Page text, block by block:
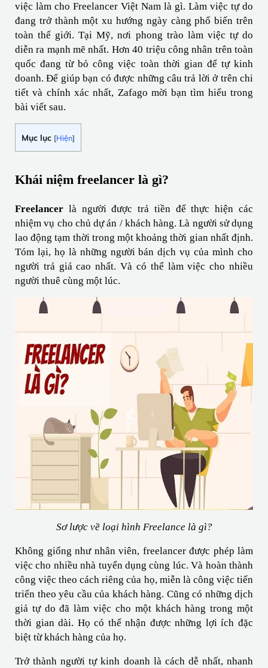
việc làm cho Freelancer Việt Nam là gì. Làm việc tự do
đang trở thành một xu hướng ngày càng phổ biến trên
toàn thế giới. Tại Mỹ, nơi phong trào làm việc tự do
diễn ra mạnh mẽ nhất. Hơn 40 triệu công nhân trên toàn
quốc đang từ bỏ công việc toàn thời gian để tự kinh
doanh. Để giúp bạn có được những câu trả lời ở trên chi
tiết và chính xác nhất, Zafago mời bạn tìm hiểu trong
bài viết sau.
Mục lục [Hiện]
Khái niệm freelancer là gì?
Freelancer là người được trả tiền để thực hiện các
nhiệm vụ cho chủ dự án / khách hàng. Là người sử dụng
lao động tạm thời trong một khoảng thời gian nhất định.
Tóm lại, họ là những người bán dịch vụ của mình cho
người trả giá cao nhất. Và có thể làm việc cho nhiều
người thuê cùng một lúc.
Sơ lược về loại hình Freelance là gì?
Không giống như nhân viên, freelancer được phép làm
việc cho nhiều nhà tuyển dụng cùng lúc. Và hoàn thành
công việc theo cách riêng của họ, miễn là công việc tiến
triển theo yêu cầu của khách hàng. Cũng có những dịch
giả tự do đã làm việc cho một khách hàng trong một
thời gian dài. Họ có thể nhận được những lợi ích đặc
biệt từ khách hàng của họ.
Trở thành người tự kinh doanh là cách dễ nhất, nhanh